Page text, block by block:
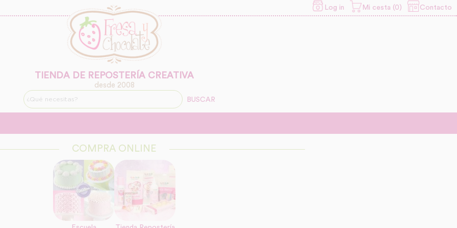
Log in Mi cesta (0) Contacto
TIENDA DE REPOSTERÍA CREATIVA
desde 2008
BUSCAR
COMPRA ONLINE